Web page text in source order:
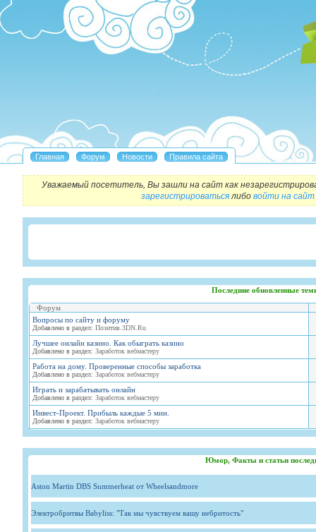
Уважаемый посетитель, Вы зашли на сайт как
зарегистрироватьсялибо войти на сайт
Последние обновленные
Форум
Вопросы по сайту и форуму
Добавлено в раздел: Позитив.3DN.Ru
Лучшее онлайн казино. Как обыграть казино
Добавлено в раздел: Заработок вебмастеру
Работа на дому. Проверенные способы заработка
Добавлено в раздел: Заработок вебмастеру
Играть и зарабатывать онлайн
Добавлено в раздел: Заработок вебмастеру
Инвест-Проект. Прибыль каждые 5 мин.
Добавлено в раздел: Заработок вебмастеру
Юмор, Факты и статьи
Aston Martin DBS Summerheat от Wheelsandmore
Электробритвы Babyliss: "Так мы чувствуем вашу небритость"